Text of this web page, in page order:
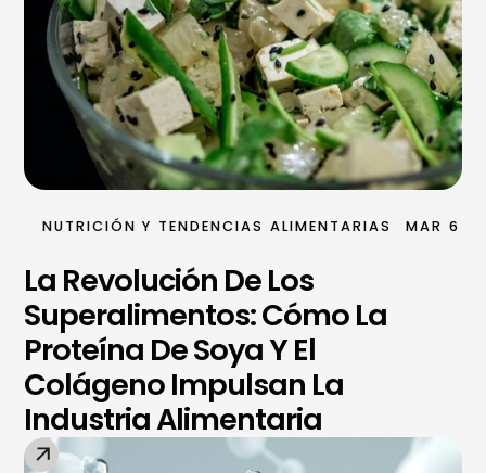
NUTRICIÓN Y TENDENCIAS ALIMENTARIAS MAR 6
La Revolución De Los
Superalimentos: Cómo La
Proteína De Soya Y El
Colágeno Impulsan La
Industria Alimentaria